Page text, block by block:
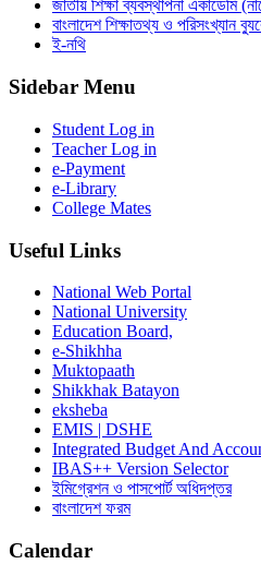
জাতীয় শিক্ষা ব্যবস্থাপনা একাডেমি
বাংলাদেশ শিক্ষাতথ্য ও পরিসংখ্যান
ই-নথি
Sidebar Menu
Student Log in
Teacher Log in
e-Payment
e-Library
College Mates
Useful Links
National Web Portal
National University
Education Board,
e-Shikhha
Muktopaath
Shikkhak Batayon
eksheba
EMIS | DSHE
Integrated Budget And
IBAS++ Version Selector
ইমিগ্রেশন ও পাসপোর্ট অধিদপ্তর
বাংলাদেশ ফরম
Calendar